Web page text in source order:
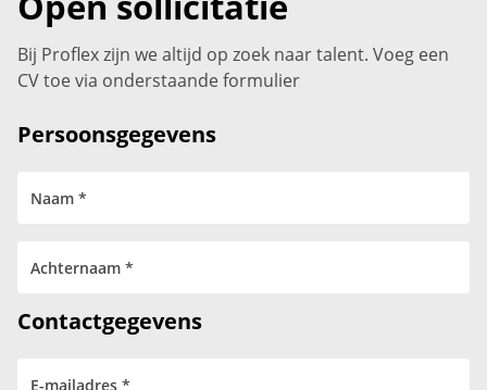
Bij Proflex zijn we altijd op zoek naar talent. Voeg een
CV toe via onderstaande formulier
Persoonsgegevens
Contactgegevens